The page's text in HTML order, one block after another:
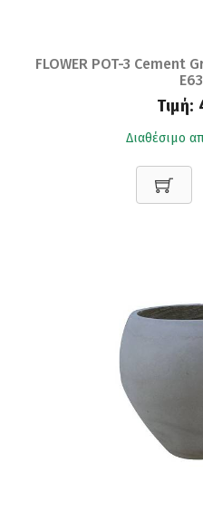
FLOWER POT-3 Cement
Τιμή:
Διαθέσιμο